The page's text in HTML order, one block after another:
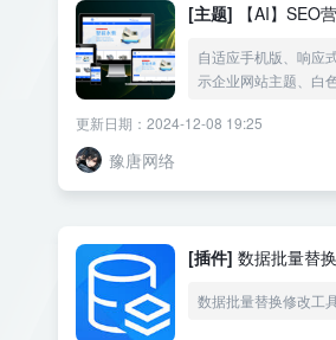
[主题] 【AI】SEO
自适应手机版、响应
示企业网站主题、白
题、ai主题
更新日期：2024-12-08 19:25
豫唐网络
[插件] 数据批量替
数据批量替换修改工